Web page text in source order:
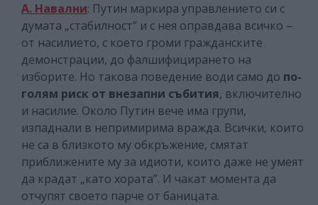
А. Навални: Путин маркира управлението си с
думата „стабилност” и с нея оправдава всичко –
от насилието, с което громи гражданските
демонстрации, до фалшифицирането на
изборите. Но такова поведение води само до по-
голям риск от внезапни събития, включително
и насилие. Около Путин вече има групи,
изпаднали в непримирима вражда. Всички, които
не са в близкото му обкръжение, смятат
приближените му за идиоти, които даже не умеят
да крадат „като хората”. И чакат момента да
отчупят своето парче от баницата.